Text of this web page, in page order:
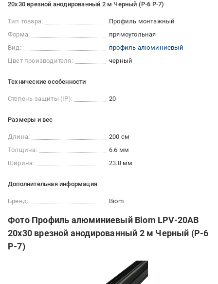
20х30 врезной анодированный 2 м Черный (Р-6 Р-7)
Тип товара:
Профиль монтажный
Форма:
прямоугольная
Вид:
профиль алюминиевый
Цвет производителя:
черный
Технические особенности
Степень защиты (IP): 20
Размеры и вес
Длина:
200 см
Толщина:
6.6 мм
Ширина:
23.8 мм
Дополнительная информация
Бренд: Biom
Фото Профиль алюминиевый Biom LPV-20AB
20х30 врезной анодированный 2 м Черный (Р-6
Р-7)